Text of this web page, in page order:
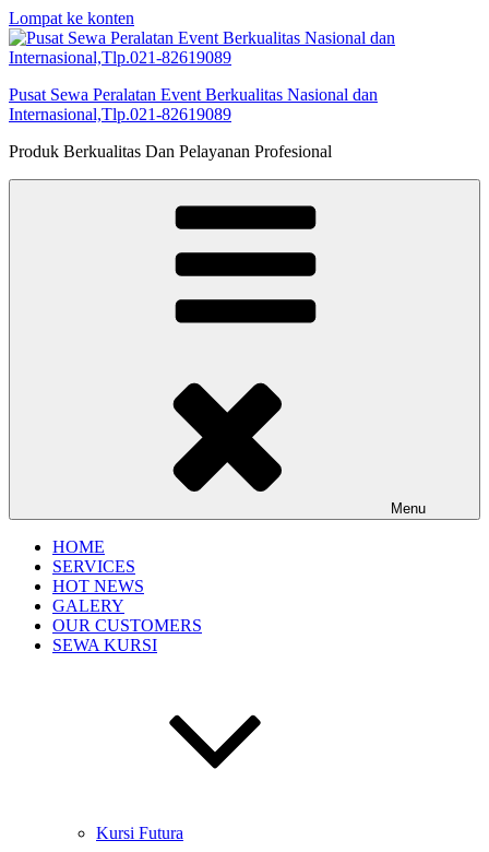
Lompat ke konten
Pusat Sewa Peralatan Event Berkualitas Nasional dan
Internasional,Tlp.021-82619089
Produk Berkualitas Dan Pelayanan Profesional
Menu
HOME
SERVICES
HOT NEWS
GALERY
OUR CUSTOMERS
SEWA KURSI
Kursi Futura